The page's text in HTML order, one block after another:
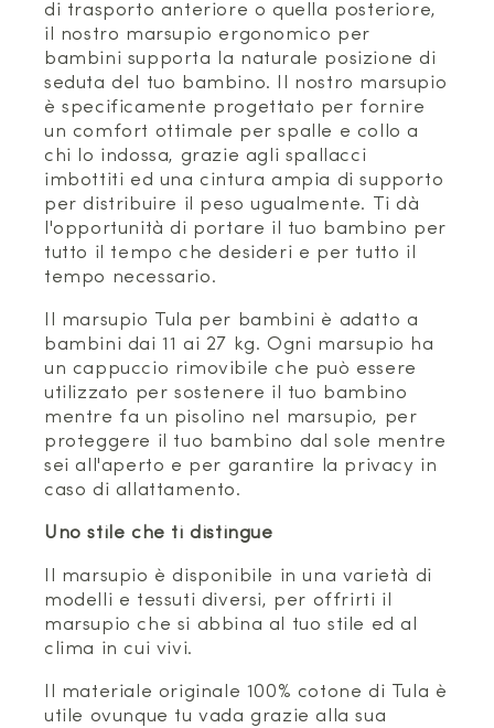
di trasporto anteriore o quella posteriore,
il nostro marsupio ergonomico per
bambini supporta la naturale posizione di
seduta del tuo bambino. Il nostro marsupio
è specificamente progettato per fornire
un comfort ottimale per spalle e collo a
chi lo indossa, grazie agli spallacci
imbottiti ed una cintura ampia di supporto
per distribuire il peso ugualmente. Ti dà
l'opportunità di portare il tuo bambino per
tutto il tempo che desideri e per tutto il
tempo necessario.
Il marsupio Tula per bambini è adatto a
bambini dai 11 ai 27 kg. Ogni marsupio ha
un cappuccio rimovibile che può essere
utilizzato per sostenere il tuo bambino
mentre fa un pisolino nel marsupio, per
proteggere il tuo bambino dal sole mentre
sei all'aperto e per garantire la privacy in
caso di allattamento.
Uno stile che ti distingue
Il marsupio è disponibile in una varietà di
modelli e tessuti diversi, per offrirti il
marsupio che si abbina al tuo stile ed al
clima in cui vivi.
Il materiale originale 100% cotone di Tula è
utile ovunque tu vada grazie alla sua